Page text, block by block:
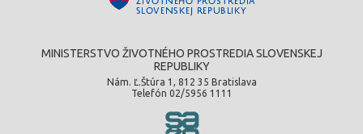
MINISTERSTVO ŽIVOTNÉHO PROSTREDIA SLOVENSKEJ
REPUBLIKY
Nám. Ľ.Štúra 1, 812 35 Bratislava
Telefón 02/5956 1111